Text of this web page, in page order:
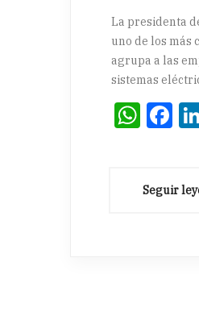
La presidenta
uno de los más
agrupa a las
sistemas